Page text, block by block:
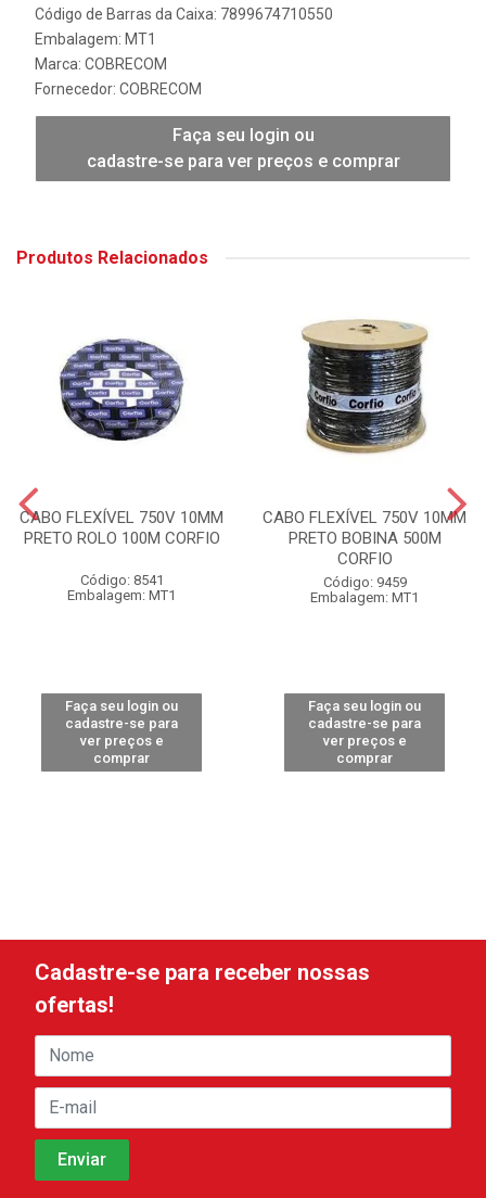
Código de Barras da Caixa: 7899674710550
Embalagem: MT1
Marca: COBRECOM
Fornecedor: COBRECOM
Faça seu login ou
cadastre-se para ver preços e comprar
Produtos Relacionados
CABO FLEXÍVEL 750V 10MM
PRETO ROLO 100M CORFIO
Código: 8541
Embalagem: MT1
Faça seu login ou
cadastre-se para
ver preços e
comprar
CABO FLEXÍVEL 750V 10MM
PRETO BOBINA 500M
CORFIO
Código: 9459
Embalagem: MT1
Faça seu login ou
cadastre-se para
ver preços e
comprar
Cadastre-se para receber nossas
ofertas!